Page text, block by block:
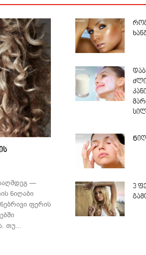
—
ნიღაბი
ფერის
თუ...
3